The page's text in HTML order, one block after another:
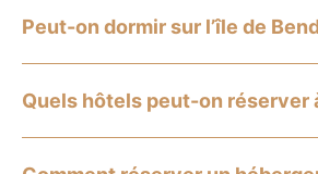
Peut-on dormir sur l’île de
Quels hôtels peut-on réserver